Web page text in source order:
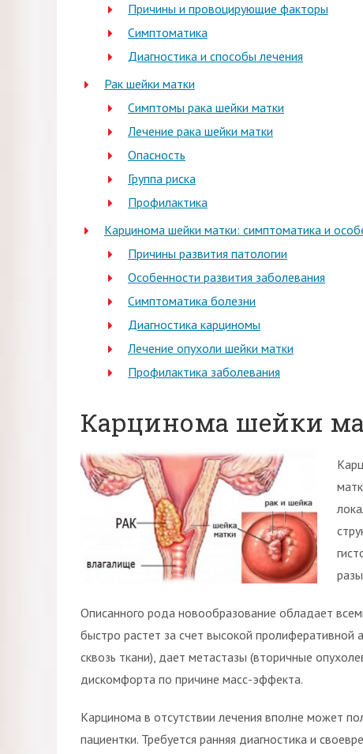
Причины и провоцирующие факторы
Симптоматика
Диагностика и способы лечения
Рак шейки матки
Симптомы рака шейки матки
Лечение рака шейки матки
Опасность
Группа риска
Профилактика
Карцинома шейки матки: симптоматика и
Причины развития патологии
Особенности развития заболевания
Симптоматика болезни
Диагностика карциномы
Лечение опухоли шейки матки
Профилактика заболевания
Карцинома шейки
Описанного рода новообразование обладает
быстро растет за счет высокой пролиферативной
сквозь ткани), дает метастазы (вторичные
дискомфорта по причине масс-эффекта.
Карцинома в отсутствии лечения вполне может
пациентки. Требуется ранняя диагностика и